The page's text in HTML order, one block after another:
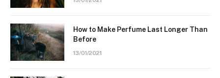
How to Make Perfume Last Longer Than
Before
13/01/2021